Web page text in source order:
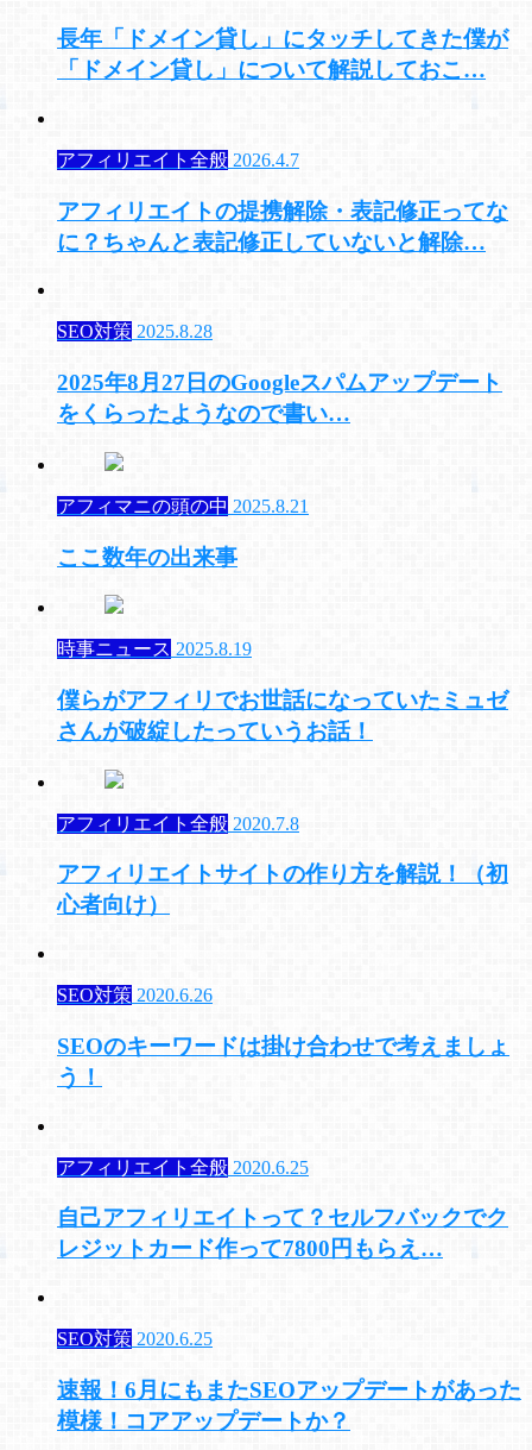
長年「ドメイン貸し」にタッチしてきた僕が
「ドメイン貸し」について解説しておこ…
アフィリエイト全般 2026.4.7
アフィリエイトの提携解除・表記修正ってな
に？ちゃんと表記修正していないと解除…
SEO対策 2025.8.28
2025年8月27日のGoogleスパムアップデート
をくらったようなので書い…
アフィマニの頭の中 2025.8.21
ここ数年の出来事
時事ニュース 2025.8.19
僕らがアフィリでお世話になっていたミュゼ
さんが破綻したっていうお話！
アフィリエイト全般 2020.7.8
アフィリエイトサイトの作り方を解説！（初
心者向け）
SEO対策 2020.6.26
SEOのキーワードは掛け合わせで考えましょ
う！
アフィリエイト全般 2020.6.25
自己アフィリエイトって？セルフバックでク
レジットカード作って7800円もらえ…
SEO対策 2020.6.25
速報！6月にもまたSEOアップデートがあった
模様！コアアップデートか？